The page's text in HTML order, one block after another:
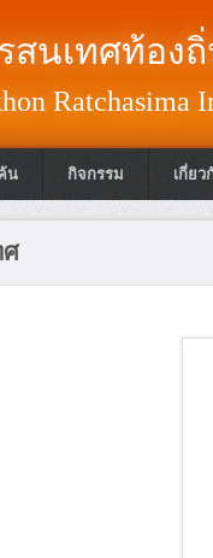
สนเทศท้อง
Ratchasima
น กิจกรรม เกี่ยว
ศ